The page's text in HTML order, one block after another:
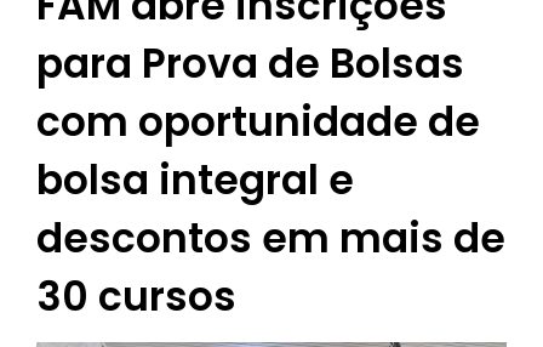
para Prova de Bolsas
com oportunidade de
bolsa integral e
descontos em mais de
30 cursos